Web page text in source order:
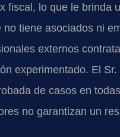
fiscal, lo que le brinda
no tiene asociados ni
externos
experimentado. El
de casos en
no garantizan un